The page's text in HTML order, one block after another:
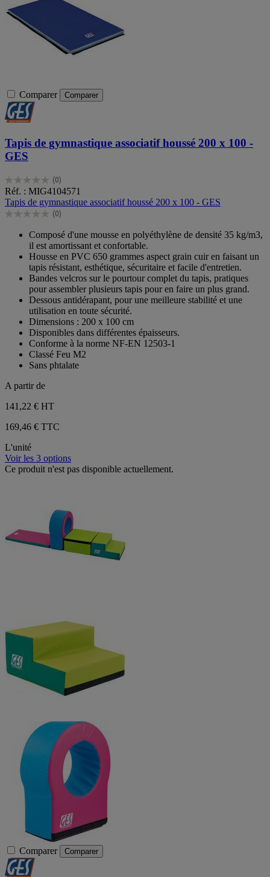
Comparer Comparer
Tapis de gymnastique associatif houssé 200 x 100 -
GES
(0)
0.0
sur
5
étoiles.
Réf. : MIG4104571
Tapis de gymnastique associatif houssé 200 x 100 - GES
(0)
0.0
étoiles.
Composé d'une mousse en polyéthylène de densité 35 kg/m3,
il est amortissant et confortable.
Housse en PVC 650 grammes aspect grain cuir en faisant un
tapis résistant, esthétique, sécuritaire et facile d'entretien.
Bandes velcros sur le pourtour complet du tapis, pratiques
pour assembler plusieurs tapis pour en faire un plus grand.
Dessous antidérapant, pour une meilleure stabilité et une
utilisation en toute sécurité.
Dimensions : 200 x 100 cm
Disponibles dans différentes épaisseurs.
Conforme à la norme NF-EN 12503-1
Classé Feu M2
Sans phtalate
A partir de
141,22 € HT
169,46 € TTC
L'unité
Voir les 3 options
Ce produit n'est pas disponible actuellement.
Comparer Comparer